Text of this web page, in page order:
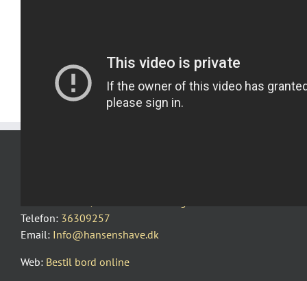
Telefon: 36309257
Email: Info@hansenshave.dk
Web: Bestil bord online